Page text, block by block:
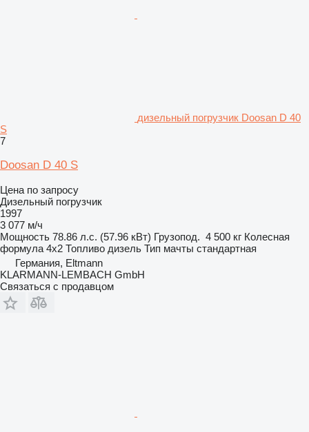
дизельный погрузчик Doosan D 40
S
7
Doosan D 40 S
Цена по запросу
Дизельный погрузчик
1997
3 077 м/ч
Мощность 78.86 л.с. (57.96 кВт) Грузопод. 4 500 кг Колесная
формула 4x2 Топливо дизель Тип мачты стандартная
Германия, Eltmann
KLARMANN-LEMBACH GmbH
Связаться с продавцом